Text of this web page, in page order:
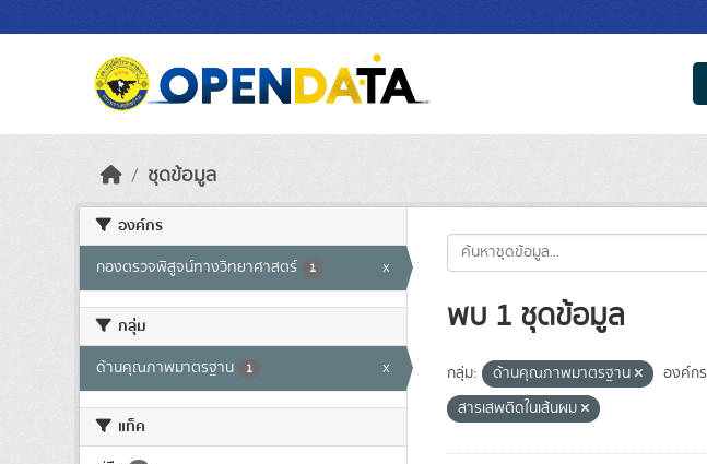
ชุดข้อมูล
องค์กร
กองตรวจพิสูจน์ทางวิทยาศาสตร์ 1 x
กลุ่ม
ด้านคุณภาพมาตรฐาน 1 x
แท็ค
พบ 1 ชุดข้อมูล
กลุ่ม: ด้านคุณภาพมาตรฐาน องค์ก
สารเสพติดในเส้นผม